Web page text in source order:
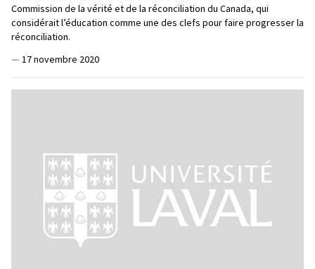
Commission de la vérité et de la réconciliation du Canada, qui
considérait l’éducation comme une des clefs pour faire progresser la
réconciliation.
— 17 novembre 2020